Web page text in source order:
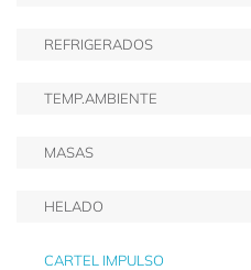
REFRIGERADOS
TEMP.AMBIENTE
MASAS
HELADO
CARTEL IMPULSO